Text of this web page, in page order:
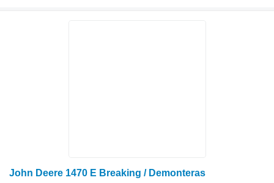
John Deere 1470 E Breaking / Demonteras